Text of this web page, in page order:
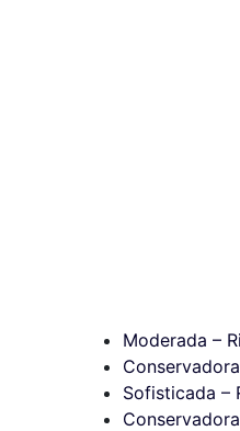
Moderada –
Sofisticada –